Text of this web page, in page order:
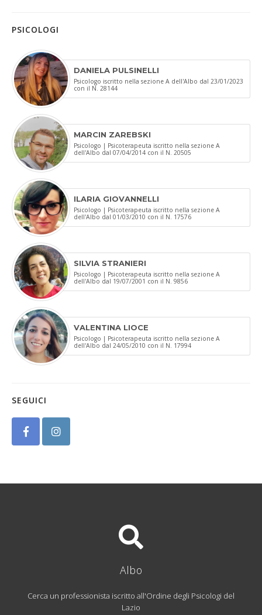
PSICOLOGI
DANIELA PULSINELLI
Psicologo iscritto nella sezione A dell'Albo dal 23/01/2023
con il N. 28144
MARCIN ZAREBSKI
Psicologo | Psicoterapeuta iscritto nella sezione A
dell'Albo dal 07/04/2014 con il N. 20505
ILARIA GIOVANNELLI
Psicologo | Psicoterapeuta iscritto nella sezione A
dell'Albo dal 01/03/2010 con il N. 17576
SILVIA STRANIERI
Psicologo | Psicoterapeuta iscritto nella sezione A
dell'Albo dal 19/07/2001 con il N. 9856
VALENTINA LIOCE
Psicologo | Psicoterapeuta iscritto nella sezione A
dell'Albo dal 24/05/2010 con il N. 17994
SEGUICI
Albo
Cerca un professionista iscritto all'Ordine degli Psicologi del
Lazio